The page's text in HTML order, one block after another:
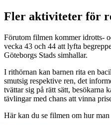
Fler aktiviteter för
Förutom filmen kommer idrotts-
vecka 43 och 44 att lyfta
Göteborgs Stads simhallar.
I rithörnan kan barnen rita en
smutsig respektive ren, det
tvättar sig på rätt sätt, besökarna
tävlingar med chans att vinna
Här kan du se filmen om hur